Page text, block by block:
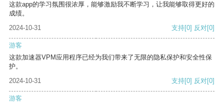
这款app的学习氛围很浓厚，能够激励我不断学习，让我能够取得更好的
成绩。
2024-10-31
支持[0] 反对[0]
游客
这款加速器VPM应用程序已经为我们带来了无限的隐私保护和安全性保
护。
2024-10-31
支持[0] 反对[0]
游客